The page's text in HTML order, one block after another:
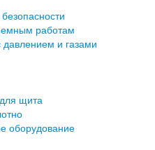
работам
и газами
щита
оборудование